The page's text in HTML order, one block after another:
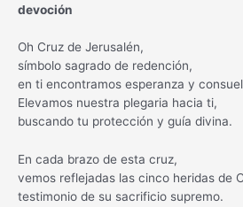
devoción
Oh Cruz de Jerusalén,
símbolo sagrado de redención,
en ti encontramos esperanza y
Elevamos nuestra plegaria hacia ti,
buscando tu protección y guía divina.
En cada brazo de esta cruz,
vemos reflejadas las cinco heridas de
testimonio de su sacrificio supremo.